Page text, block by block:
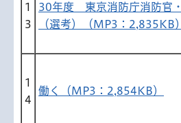
1
3
30年度 東京消防庁消防官
（選考）（MP3：2,835KB）
1
4
働く（MP3：2,854KB）